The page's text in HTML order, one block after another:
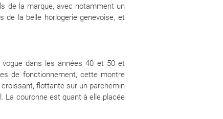
de la marque, avec notamment un
de la belle horlogerie genevoise, et
dans les années 40 et 50 et
de fonctionnement, cette montre
flottante sur un parchemin
La couronne est quant à elle placée